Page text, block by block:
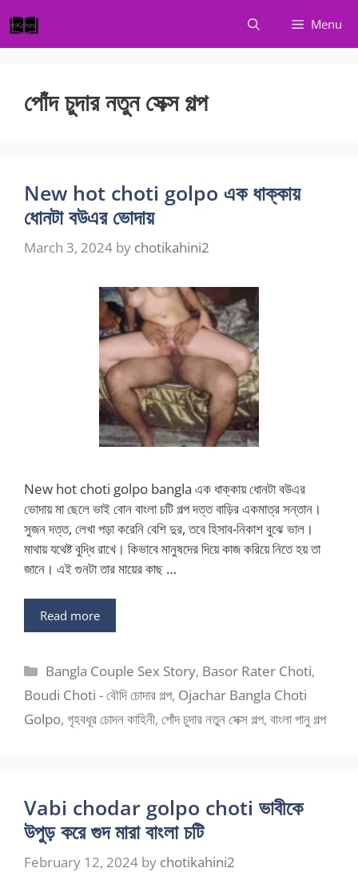
to
content
Menu
পোঁদ চুদার নতুন সেক্স গল্প
New hot choti golpo এক ধাক্কায়
ধোনটা বউএর ভোদায়
March 3, 2024 by chotikahini2
New hot choti golpo bangla এক ধাক্কায় ধোনটা বউএর
ভোদায় মা ছেলে ভাই বোন বাংলা চটি গল্প দত্ত বাড়ির একমাত্র সন্তান।
সুজন দত্ত, লেখা পড়া করেনি বেশি দুর, তবে হিসাব-নিকাশ বুঝে ভাল।
মাথায় যথেষ্ট বুদ্ধি রাখে। কিভাবে মানুষদের দিয়ে কাজ করিয়ে নিতে হয় তা
জানে। এই গুনটা তার মায়ের কাছ …
Read more
Categories
Bangla Couple Sex Story, Basor Rater Choti,
Boudi Choti - বৌদি চোদার গল্প, Ojachar Bangla Choti
Golpo, গৃহবধূর চোদন কাহিনী, পোঁদ চুদার নতুন সেক্স গল্প, বাংলা পানু গল্প
Vabi chodar golpo choti ভাবীকে
উপুড় করে গুদ মারা বাংলা চটি
February 12, 2024 by chotikahini2